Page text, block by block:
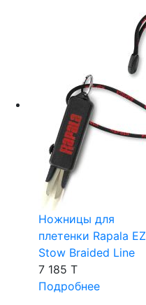
Ножницы для
плетенки Rapala EZ
Stow Braided Line
7 185 T
Подробнее